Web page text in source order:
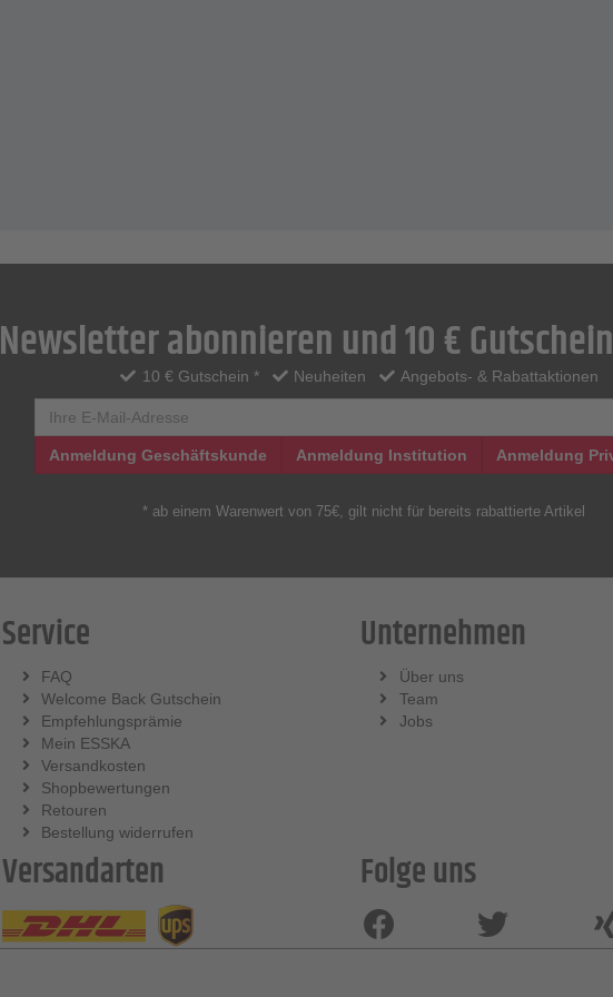
Newsletter abonnieren und 10 €
10 € Gutschein * Neuheiten Angebots- & Rabattaktionen
Anmeldung Geschäftskunde Anmeldung Institution Anmeldung
* ab einem Warenwert von 75€, gilt nicht für bereits rabattierte Artikel
Service
FAQ
Welcome Back Gutschein
Empfehlungsprämie
Mein ESSKA
Versandkosten
Shopbewertungen
Retouren
Bestellung widerrufen
Unternehmen
Über uns
Team
Jobs
Versandarten
Folge uns